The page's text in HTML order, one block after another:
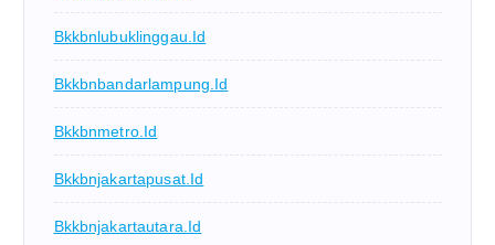
Bkkbnlubuklinggau.id
Bkkbnbandarlampung.id
Bkkbnmetro.id
Bkkbnjakartapusat.id
Bkkbnjakartautara.id